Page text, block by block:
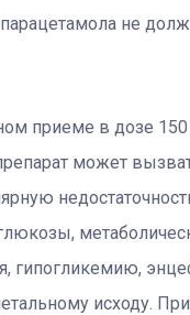
парацетамола не
приеме в дозе
может
гипогликемию,
исходу.